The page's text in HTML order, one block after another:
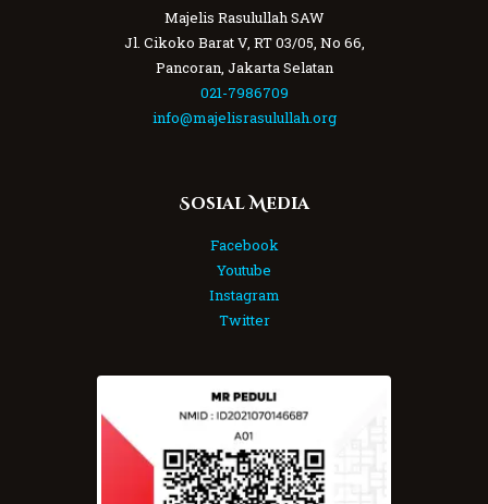
Majelis Rasulullah SAW
Jl. Cikoko Barat V, RT 03/05, No 66,
Pancoran, Jakarta Selatan
021-7986709
info@majelisrasulullah.org
Sosial Media
Facebook
Youtube
Instagram
Twitter